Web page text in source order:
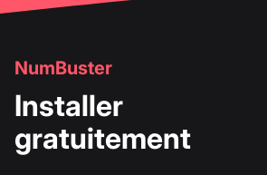
NumBuster
Installer
gratuitement